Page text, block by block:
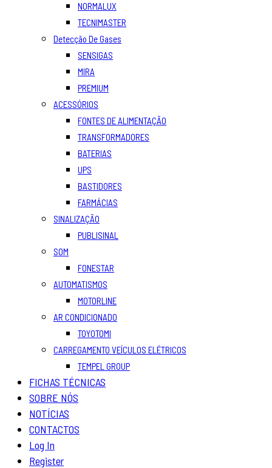
NORMALUX
TECNIMASTER
Detecção De Gases
SENSIGAS
MIRA
PREMIUM
ACESSÓRIOS
FONTES DE ALIMENTAÇÃO
TRANSFORMADORES
BATERIAS
UPS
BASTIDORES
FARMÁCIAS
SINALIZAÇÃO
PUBLISINAL
SOM
FONESTAR
AUTOMATISMOS
MOTORLINE
AR CONDICIONADO
TOYOTOMI
CARREGAMENTO VEÍCULOS ELÉTRICOS
TEMPEL GROUP
FICHAS TÉCNICAS
SOBRE NÓS
NOTÍCIAS
CONTACTOS
Log In
Register